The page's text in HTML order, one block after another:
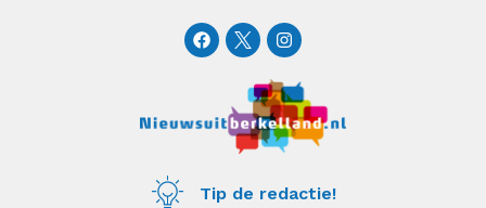
F
a
c
o
o
I
n
s
t
a
g
r
a
Tip de redactie!